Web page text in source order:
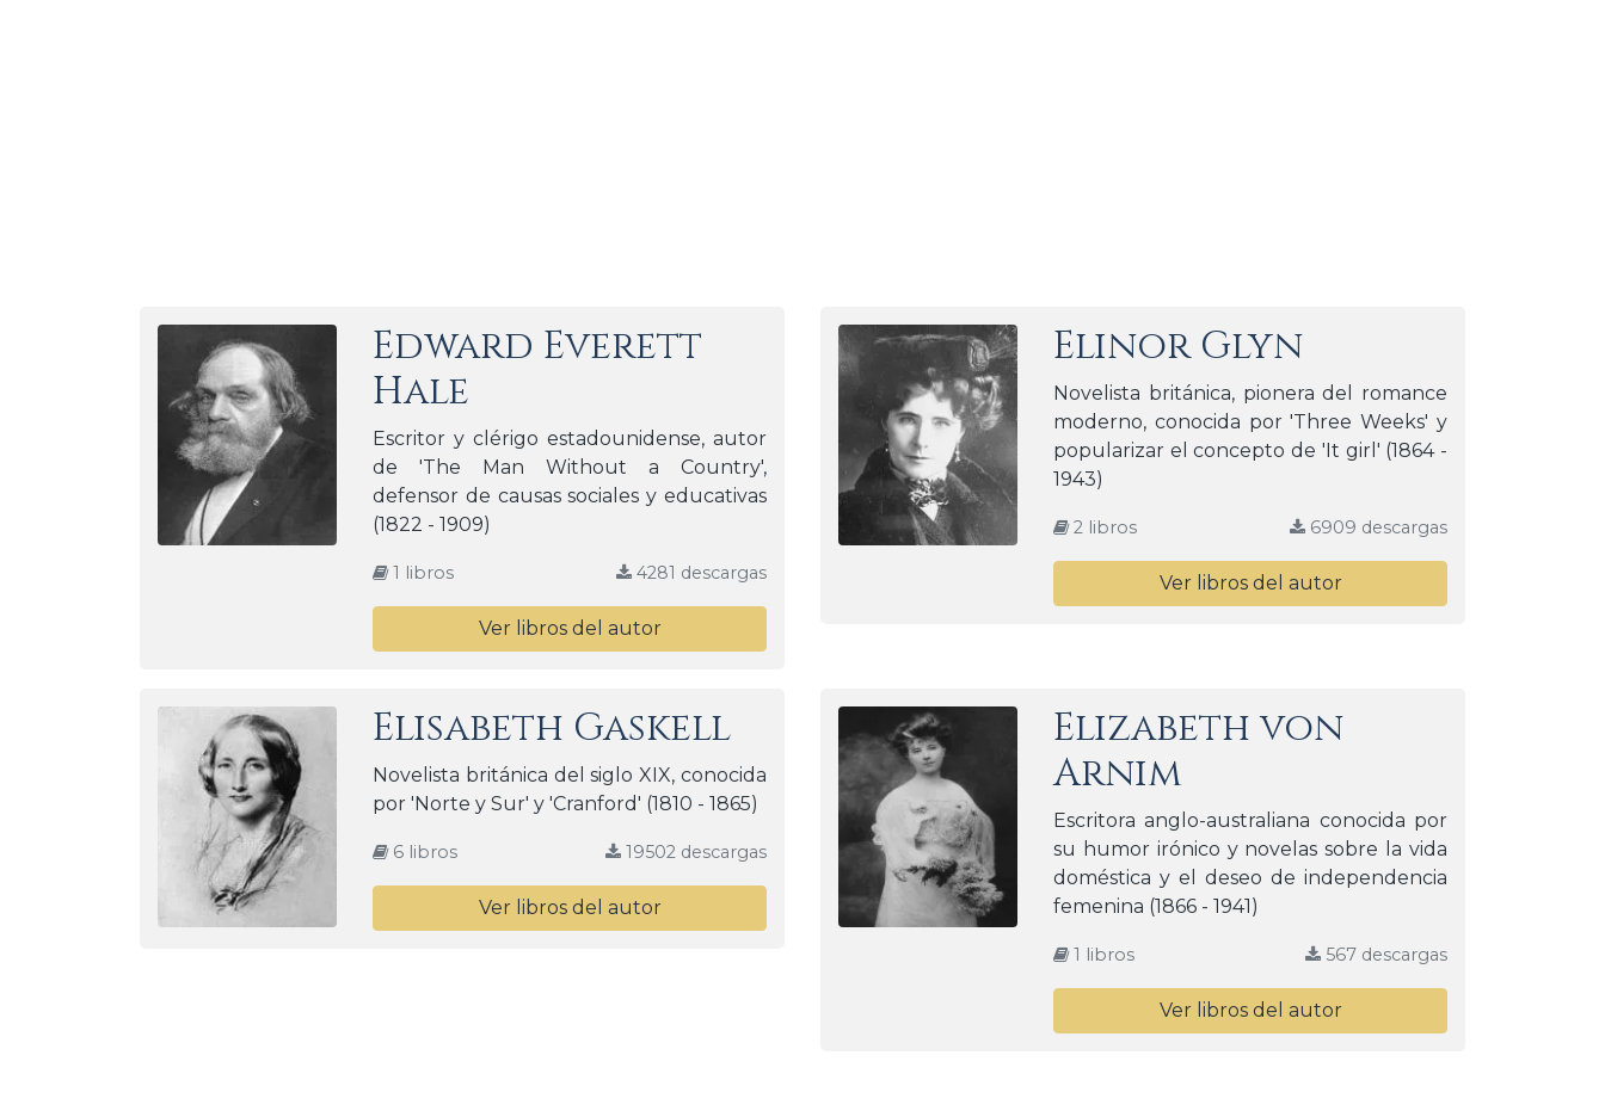
Edward Everett
Hale
Escritor y clérigo estadounidense, autor
de 'The Man Without a Country',
defensor de causas sociales y educativas
(1822 - 1909)
1 libros 4281 descargas
Ver libros del autor
Elinor Glyn
Novelista británica, pionera del romance
moderno, conocida por 'Three Weeks' y
popularizar el concepto de 'It girl' (1864 -
1943)
2 libros 6909 descargas
Ver libros del autor
Elisabeth Gaskell
Novelista británica del siglo XIX, conocida
por 'Norte y Sur' y 'Cranford' (1810 - 1865)
6 libros 19502 descargas
Ver libros del autor
Elizabeth von
Arnim
Escritora anglo-australiana conocida por
su humor irónico y novelas sobre la vida
doméstica y el deseo de independencia
femenina (1866 - 1941)
1 libros 567 descargas
Ver libros del autor